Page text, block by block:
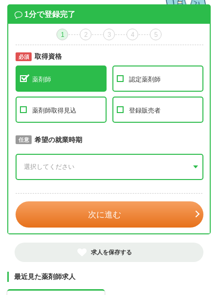
1分で登録完了
1 2 3 4 5
必須 取得資格
薬剤師 認定薬剤師
薬剤師取得見込 登録販売者
必須 取得予定年
任意 希望の就業時期
次に進む
求人を保存する
最近見た薬剤師求人